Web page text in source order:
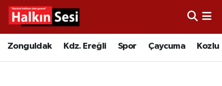
Zonguldak Kdz. Ereğli Spor Çaycuma Kozlu
Video
Çaycuma
Merkez Hava Durumu